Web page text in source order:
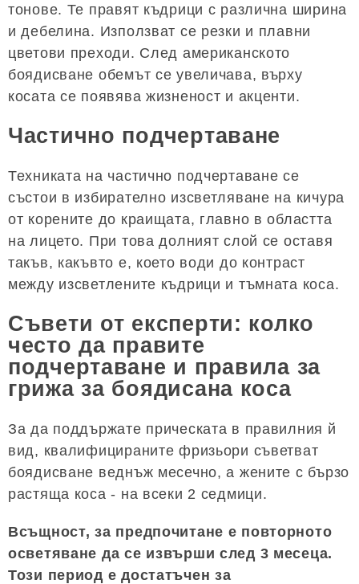
тонове. Те правят къдрици с различна ширина
и дебелина. Използват се резки и плавни
цветови преходи. След американското
боядисване обемът се увеличава, върху
косата се появява жизненост и акценти.
Частично подчертаване
Техниката на частично подчертаване се
състои в избирателно изсветляване на кичура
от корените до краищата, главно в областта
на лицето. При това долният слой се оставя
такъв, какъвто е, което води до контраст
между изсветлените къдрици и тъмната коса.
Съвети от експерти: колко
често да правите
подчертаване и правила за
грижа за боядисана коса
За да поддържате прическата в правилния й
вид, квалифицираните фризьори съветват
боядисване веднъж месечно, а жените с бързо
растяща коса - на всеки 2 седмици.
Всъщност, за предпочитане е повторното
осветяване да се извърши след 3 месеца.
Този период е достатъчен за